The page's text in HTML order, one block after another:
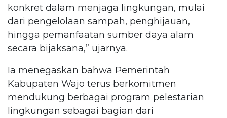
konkret dalam menjaga lingkungan, mulai
dari pengelolaan sampah, penghijauan,
hingga pemanfaatan sumber daya alam
secara bijaksana,” ujarnya.
Ia menegaskan bahwa Pemerintah
Kabupaten Wajo terus berkomitmen
mendukung berbagai program pelestarian
lingkungan sebagai bagian dari